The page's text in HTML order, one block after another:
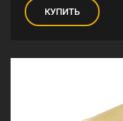
КУПИТЬ